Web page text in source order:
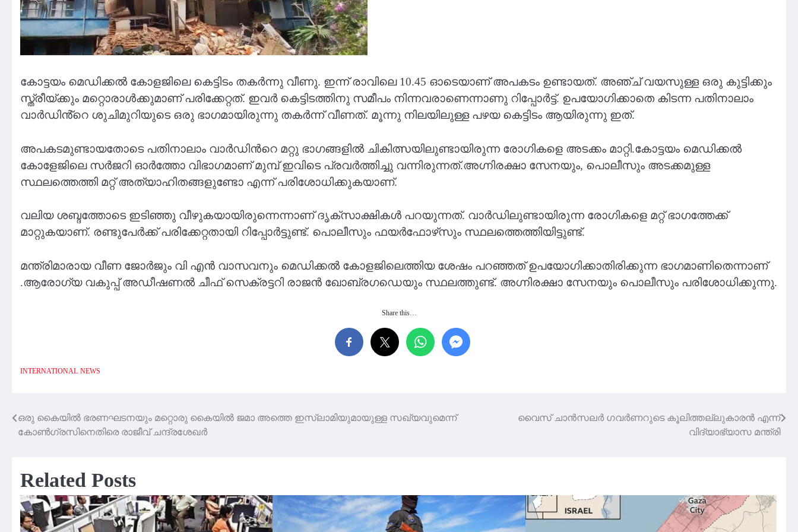
കോട്ടയം മെഡിക്കല്‍ കോളജിലെ കെട്ടിടം തകര്‍ന്നു വീണു. ഇന്ന് രാവിലെ 10.45 ഓടെയാണ് അപകടം ഉണ്ടായത്. അഞ്ച് വയസുള്ള ഒരു കുട്ടിക്കും
സ്ത്രീയ്ക്കും മറ്റൊരാൾക്കുമാണ് പരിക്കേറ്റത്. ഇവര്‍ കെട്ടിടത്തിനു സമീപം നിന്നവരാണെന്നാണു റിപ്പോര്‍ട്ട്. ഉപയോഗിക്കാതെ കിടന്ന പതിനാലാം
വാർഡിൻ്റെ ശുചിമുറിയുടെ ഒരു ഭാഗമായിരുന്നു തകർന്ന് വീണത്. മൂന്നു നിലയിലുള്ള പഴയ കെട്ടിടം ആയിരുന്നു ഇത്.
അപകടമുണ്ടായതോടെ പതിനാലാം വാർഡിന്‍റെ മറ്റു ഭാഗങ്ങളിൽ ചികിത്സയിലുണ്ടായിരുന്ന രോഗികളെ അടക്കം മാറ്റി.കോട്ടയം മെഡിക്കൽ
കോളേജിലെ സർജറി ഓർത്തോ വിഭാഗമാണ് മുമ്പ് ഇവിടെ പ്രവർത്തിച്ചു വന്നിരുന്നത്.അഗ്നിരക്ഷാ സേനയും, പൊലീസും അടക്കമുള്ള
സ്ഥലത്തെത്തി മറ്റ് അത്യാഹിതങ്ങളുണ്ടോ എന്ന് പരിശോധിക്കുകയാണ്.
വലിയ ശബ്ദത്തോടെ ഇടിഞ്ഞു വീഴുകയായിരുന്നെന്നാണ് ദൃക്‌സാക്ഷികള്‍ പറയുന്നത്. വാര്‍ഡിലുണ്ടായിരുന്ന രോഗികളെ മറ്റ് ഭാഗത്തേക്ക്
മാറ്റുകയാണ്. രണ്ടുപേര്‍ക്ക് പരിക്കേറ്റതായി റിപ്പോര്‍ട്ടുണ്ട്. പൊലീസും ഫയര്‍ഫോഴ്‌സും സ്ഥലത്തെത്തിയിട്ടുണ്ട്.
മന്ത്രിമാരായ വീണ ജോര്‍ജും വി എന്‍ വാസവനും മെഡിക്കൽ കോളജിലെത്തിയ ശേഷം പറഞ്ഞത് ഉപയോഗിക്കാതിരിക്കുന്ന ഭാഗമാണിതെന്നാണ്
.ആരോഗ്യ വകുപ്പ് അഡീഷണൽ ചീഫ് സെക്രട്ടറി രാജൻ ഖോബ്രഗഡെയും സ്ഥലത്തുണ്ട്. അഗ്നിരക്ഷാ സേനയും പൊലീസും പരിശോധിക്കുന്നു.
Share this…
INTERNATIONAL NEWS
Post
ഒരു കൈയിൽ ഭരണഘടനയും മറ്റൊരു കൈയിൽ ജമാ അത്തെ ഇസ്ലാമിയുമായുള്ള സഖ്യവുമെന്ന്
കോൺഗ്രസിനെതിരെ രാജീവ് ചന്ദ്രശേഖർ
വൈസ് ചാൻസലർ ഗവർണറുടെ കൂലിത്തല്ലുകാരൻ എന്ന്
വിദ്യാഭ്യാസ മന്ത്രി
Related Posts